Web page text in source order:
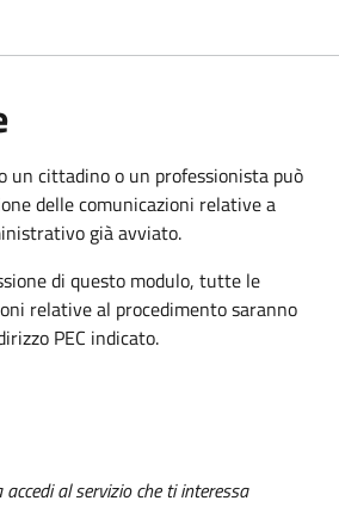
un cittadino o un professionista può
delle comunicazioni relative a
già avviato.
di questo modulo, tutte le
relative al procedimento saranno
PEC indicato.
al servizio che ti interessa